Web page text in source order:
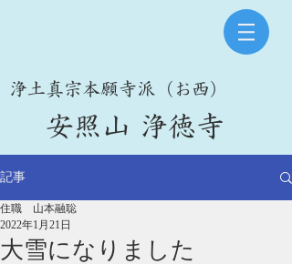
​浄土真宗本願寺派（お西）
​安照山 浄徳寺
記事
大雪になりました
住職 山本融聡
2022年1月21日